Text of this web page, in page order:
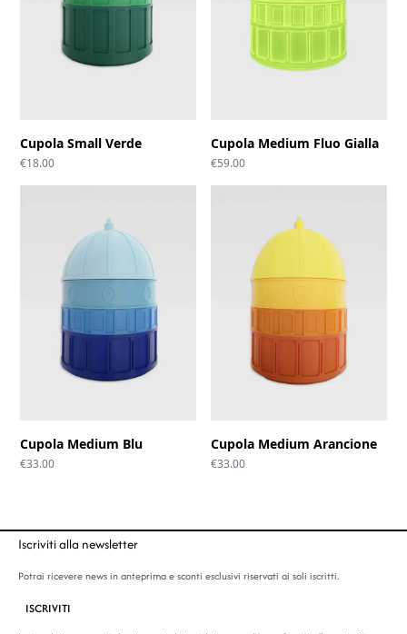
Cupola Small Verde
€18.00
Cupola Medium Fluo Gialla
€59.00
Cupola Medium Blu
€33.00
Cupola Medium Arancione
€33.00
Iscriviti alla newsletter
Potrai ricevere news in anteprima e sconti esclusivi riservati ai soli iscritti.
ISCRIVITI